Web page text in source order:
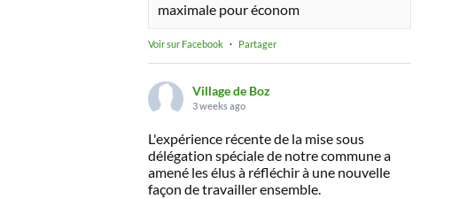
maximale pour économ
Voir sur Facebook · Partager
Village de Boz
3 weeks ago
L'expérience récente de la mise sous
délégation spéciale de notre commune a
amené les élus à réfléchir à une nouvelle
façon de travailler ensemble.